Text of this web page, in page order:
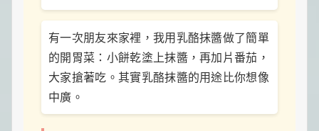
有一次朋友來家裡，我用乳酪抹醬做了簡單
的開胃菜：小餅乾塗上抹醬，再加片番茄，
大家搶著吃。其實乳酪抹醬的用途比你想像
中廣。